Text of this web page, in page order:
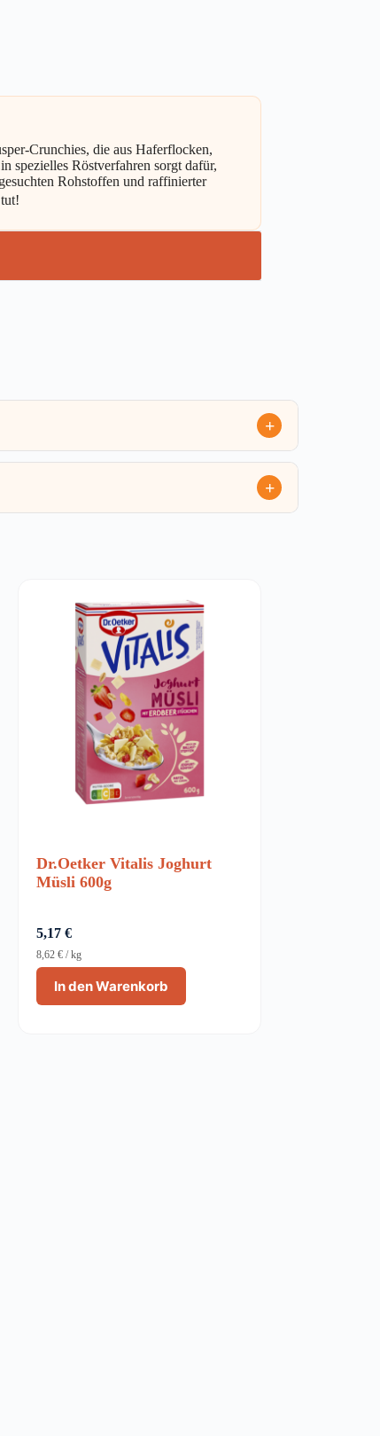
Crunchies, die aus Haferflocken,
spezielles Röstverfahren sorgt dafür,
Rohstoffen und raffinierter
Dr.Oetker Vitalis Joghurt
Müsli 600g
5,17€
In den Warenkorb
8,62€ /kg